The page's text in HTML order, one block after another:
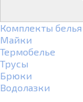
Комплекты белья
Майки
Термобелье
Трусы
Брюки
Водолазки